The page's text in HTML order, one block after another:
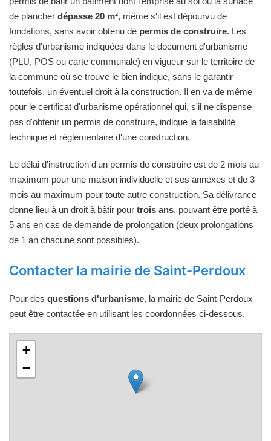
de plancher dépasse 20 m², même s'il est dépourvu de
fondations, sans avoir obtenu de permis de construire. Les
règles d'urbanisme indiquées dans le document d'urbanisme
(PLU, POS ou carte communale) en vigueur sur le territoire de
la commune où se trouve le bien indique, sans le garantir
toutefois, un éventuel droit à la construction. Il en va de même
pour le certificat d'urbanisme opérationnel qui, s'il ne dispense
pas d'obtenir un permis de construire, indique la faisabilité
technique et réglementaire d'une construction.
Le délai d'instruction d'un permis de construire est de 2 mois au
maximum pour une maison individuelle et ses annexes et de 3
mois au maximum pour toute autre construction. Sa délivrance
donne lieu à un droit à bâtir pour trois ans, pouvant être porté à
5 ans en cas de demande de prolongation (deux prolongations
de 1 an chacune sont possibles).
Contacter la mairie de Saint-Perdoux
Pour des questions d'urbanisme, la mairie de Saint-Perdoux
peut être contactée en utilisant les coordonnées ci-dessous.
+
−